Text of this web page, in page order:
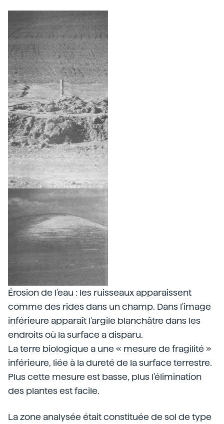
Érosion de l'eau : les ruisseaux apparaissent
comme des rides dans un champ. Dans l'image
inférieure apparaît l'argile blanchâtre dans les
endroits où la surface a disparu.
La terre biologique a une « mesure de fragilité »
inférieure, liée à la dureté de la surface terrestre.
Plus cette mesure est basse, plus l'élimination
des plantes est facile.
La zone analysée était constituée de sol de type